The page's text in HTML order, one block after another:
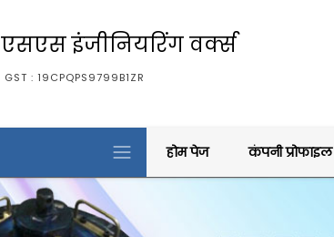
एसएस इंजीनियरिंग वर्क्स
GST : 19CPQPS9799B1ZR
होम पेज कंपनी प्रोफाइल